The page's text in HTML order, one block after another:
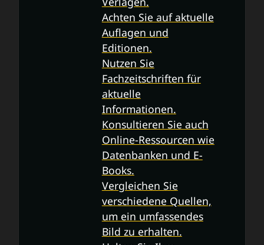
Achten Sie auf aktuelle
Auflagen und
Editionen.
Nutzen Sie
Fachzeitschriften für
aktuelle
Informationen.
Konsultieren Sie auch
Online-Ressourcen wie
Datenbanken und E-
Books.
Vergleichen Sie
verschiedene Quellen,
um ein umfassendes
Bild zu erhalten.